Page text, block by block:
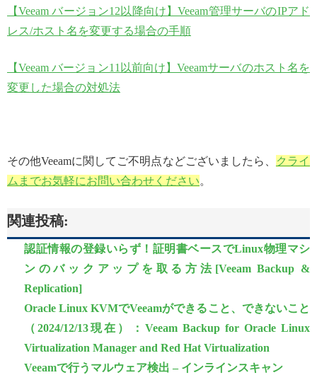
【Veeam バージョン12以降向け】Veeam管理サーバのIPアド
レス/ホスト名を変更する場合の手順
【Veeam バージョン11以前向け】Veeamサーバのホスト名を
変更した場合の対処法
その他Veeamに関してご不明点などございましたら、
クライ
ムまでお気軽にお問い合わせください。
関連投稿:
認証情報の登録いらず！証明書ベースでLinux物理マシ
ンのバックアップを取る方法[Veeam Backup &
Replication]
Oracle Linux KVMでVeeamができること、できないこと
（2024/12/13現在）：Veeam Backup for Oracle Linux
Virtualization Manager and Red Hat Virtualization
Veeamで行うマルウェア検出 – インラインスキャン